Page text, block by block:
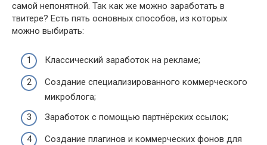
самой непонятной. Так как же можно заработать в
твитере? Есть пять основных способов, из которых
можно выбирать:
Классический заработок на рекламе;
Создание специализированного коммерческого
микроблога;
Заработок с помощью партнёрских ссылок;
Создание плагинов и коммерческих фонов для